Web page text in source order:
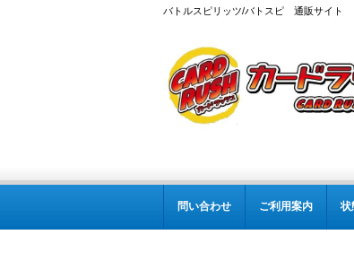
バトルスピリッツ/バトスピ 通販サイト
問い合わせ ご利用案内 状